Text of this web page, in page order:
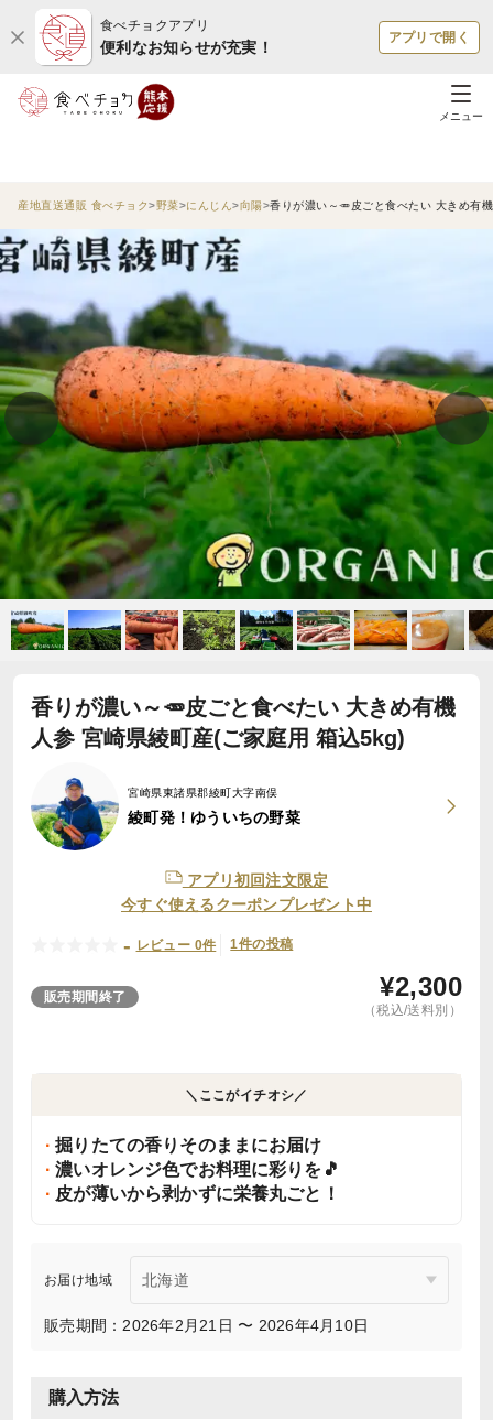
食べチョクアプリ
便利なお知らせが充実！
アプリで開く
メニュー
産地直送通販 食べチョク 野菜 にんじん 向陽 香りが濃い～🥕皮ごと食べたい 大きめ有
香りが濃い～🥕皮ごと食べたい 大きめ有機
人参 宮崎県綾町産(ご家庭用 箱込5kg)
宮崎県東諸県郡綾町大字南俣
綾町発！ゆういちの野菜
アプリ初回注文限定
今すぐ使えるクーポンプレゼント中
- レビュー 0件 1件の投稿
販売期間終了 ¥2,300
（税込/送料別）
＼ここがイチオシ／
掘りたての香りそのままにお届け
濃いオレンジ色でお料理に彩りを🎵
皮が薄いから剥かずに栄養丸ごと！
お届け地域
販売期間：2026年2月21日 〜 2026年4月10日
購入方法